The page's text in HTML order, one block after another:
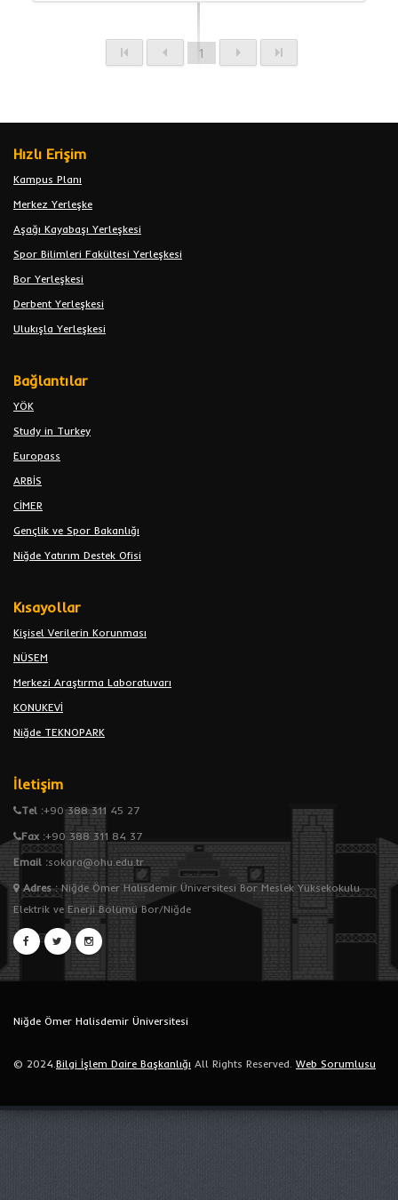
1
Hızlı Erişim
Kampus Planı
Merkez Yerleşke
Aşağı Kayabaşı Yerleşkesi
Spor Bilimleri Fakültesi Yerleşkesi
Bor Yerleşkesi
Derbent Yerleşkesi
Ulukışla Yerleşkesi
Bağlantılar
YÖK
Study in Turkey
Europass
ARBİS
CİMER
Gençlik ve Spor Bakanlığı
Niğde Yatırım Destek Ofisi
Kısayollar
Kişisel Verilerin Korunması
NÜSEM
Merkezi Araştırma Laboratuvarı
KONUKEVİ
Niğde TEKNOPARK
İletişim
Tel :+90 388 311 45 27
Fax :+90 388 311 84 37
Email :sokara@ohu.edu.tr
Adres:Niğde Ömer Halisdemir Üniversitesi Bor Meslek Yüksekokulu
Elektrik ve Enerji Bölümü Bor/Niğde
Niğde Ömer Halisdemir Üniversitesi
© 2024.Bilgi İşlem Daire Başkanlığı All Rights Reserved. Web Sorumlusu